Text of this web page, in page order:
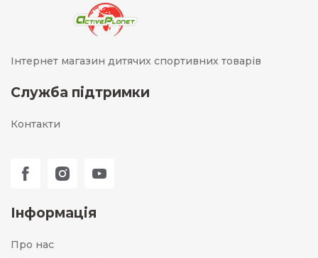
Інтернет магазин дитячих спортивних товарів
Служба підтримки
Контакти
Інформація
Про нас